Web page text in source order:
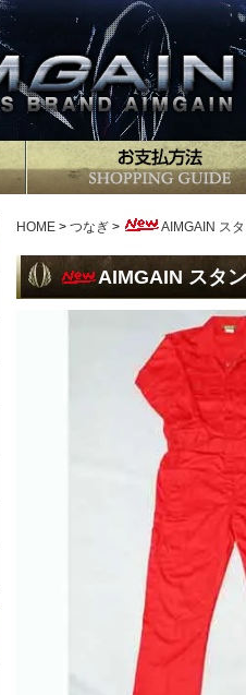
HOME > つなぎ > AIMGAIN ス
AIMGAIN スタ